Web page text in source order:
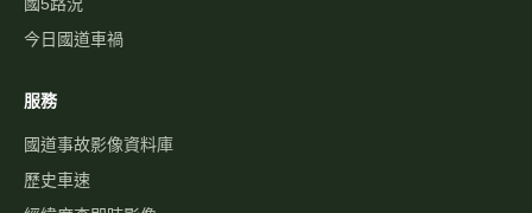
路況通報
國道服務區 休息站
警察廣播電臺
國道事故影像批量下載